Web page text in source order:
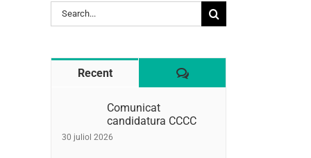
Search
for:
Recent Comentaris
Comunicat
candidatura CCCC
30 juliol 2026